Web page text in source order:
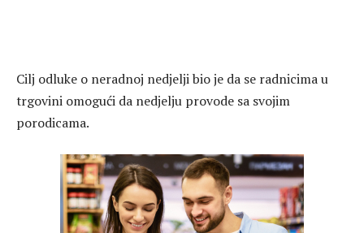
Cilj odluke o neradnoj nedjelji bio je da se radnicima u
trgovini omogući da nedjelju provode sa svojim
porodicama.